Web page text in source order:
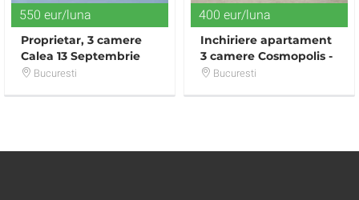
550 eur/luna
Proprietar, 3 camere
Calea 13 Septembrie
(intersectie cu
Bucuresti
400 eur/luna
Inchiriere apartament
3 camere Cosmopolis -
complet mobilat -
Bucuresti